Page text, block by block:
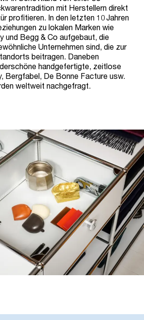
mit Herstellern direkt
profitieren. In den letzten 10 Jahren
zu lokalen Marken wie
und Begg & Co aufgebaut, die
Unternehmen sind, die zur
beitragen. Daneben
handgefertigte, zeitlose
Bergfabel, De Bonne Facture usw.
weltweit nachgefragt.